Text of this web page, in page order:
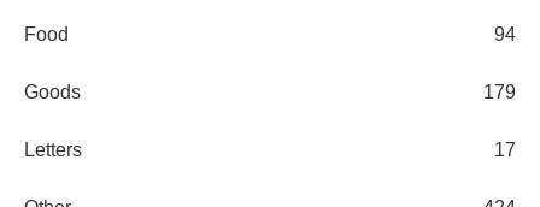
Food 94
Goods 179
Letters 17